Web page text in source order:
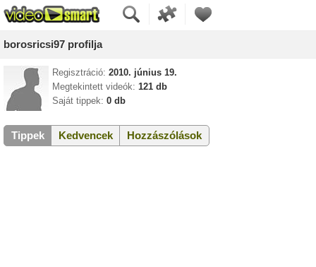
borosricsi97 profilja
Regisztráció: 2010. június 19.
Megtekintett videók: 121 db
Saját tippek: 0 db
Tippek Kedvencek Hozzászólások